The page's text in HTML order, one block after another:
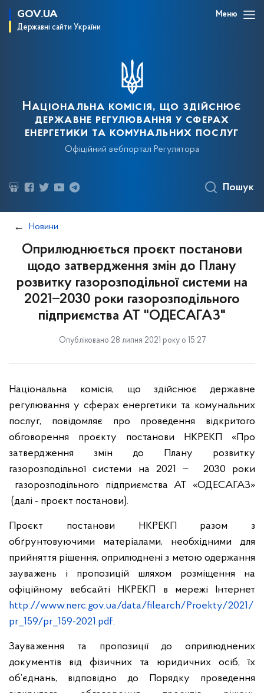
GOV.UA
Державні сайти України
Меню
Національна комісія, що здійснює
державне регулювання у сферах
енергетики та комунальних послуг
Офіційний вебпортал Регулятора
Пошук
Новини
Оприлюднюється проєкт постанови
щодо затвердження змін до Плану
розвитку газорозподільної системи на
2021 ̶ 2030 роки газорозподільного
підприємства АТ "ОДЕСАГАЗ"
Опубліковано 28 липня 2021 року о 15:27
Національна комісія, що здійснює державне
регулювання у сферах енергетики та комунальних
послуг, повідомляє про проведення відкритого
обговорення проєкту постанови НКРЕКП «Про
затвердження змін до Плану розвитку
газорозподільної системи на 2021 ̶ 2030 роки
газорозподільного підприємства АТ «ОДЕСАГАЗ»
(далі - проєкт постанови).
Проєкт постанови НКРЕКП разом з
обґрунтовуючими матеріалами, необхідними для
прийняття рішення, оприлюднені з метою одержання
зауважень і пропозицій шляхом розміщення на
офіційному вебсайті НКРЕКП в мережі Інтернет
http://www.nerc.gov.ua/data/filearch/Proekty/2021/
pr_159/pr_159-2021.pdf.
Зауваження та пропозиції до оприлюднених
документів від фізичних та юридичних осіб, їх
об’єднань, відповідно до Порядку проведення